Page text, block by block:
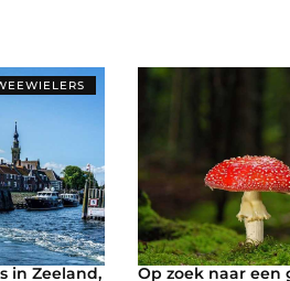
in Zeeland, Op zoek naar een